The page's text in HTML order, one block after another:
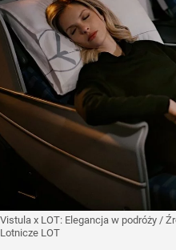
Vistula x LOT: Elegancja w podróży /
Lotnicze LOT